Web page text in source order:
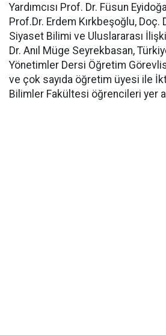
Yardımcısı Prof. Dr. Füsun
Prof.Dr. Erdem Kırkbeşoğlu, Doç.
Siyaset Bilimi ve Uluslararası
Dr. Anıl Müge Seyrekbasan,
Yönetimler Dersi Öğretim
ve çok sayıda öğretim üyesi ile
Bilimler Fakültesi öğrencileri yer